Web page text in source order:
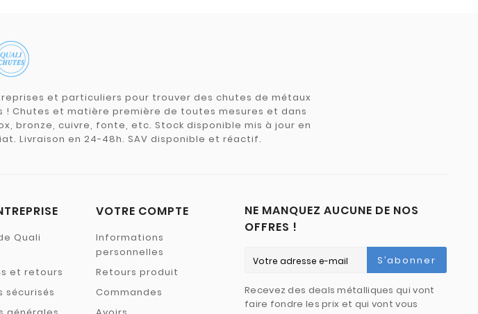
et particuliers pour trouver des chutes de métaux
Chutes et matière première de toutes mesures et dans
bronze, cuivre, fonte, etc. Stock disponible mis à jour en
Livraison en 24-48h. SAV disponible et réactif.
Quali
et retours
sécurisés
VOTRE COMPTE
Informations
personnelles
Retours produit
Commandes
NE MANQUEZ AUCUNE DE NOS
OFFRES !
S’abonner
Recevez des deals métalliques qui vont
faire fondre les prix et qui vont vous